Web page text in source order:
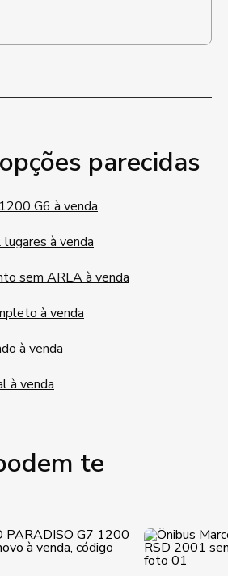
parecidas
G6 à venda
à venda
sem ARLA à venda
à venda
à venda
à venda
te